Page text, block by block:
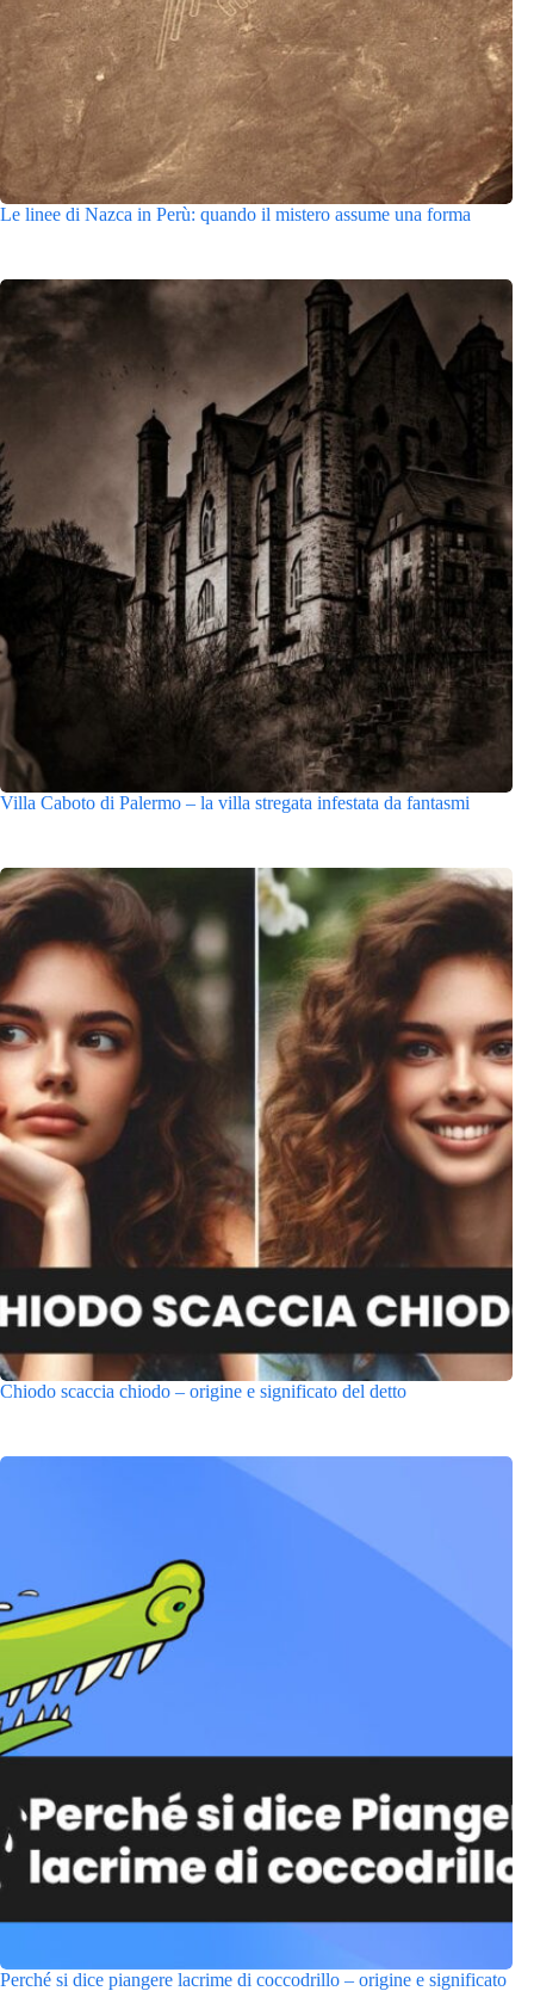
Le linee di Nazca in Perù: quando il mistero assume una forma
Villa Caboto di Palermo – la villa stregata infestata da fantasmi
Chiodo scaccia chiodo – origine e significato del detto
Perché si dice piangere lacrime di coccodrillo – origine e significato